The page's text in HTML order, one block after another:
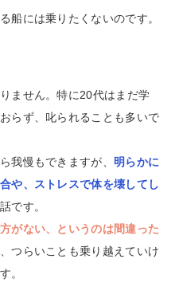
船には乗りたくないのです。
ません。特に20代はまだ学
らず、叱られることも多いで
我慢もできますが、 明らかに
や、ストレスで体を壊してし
です。
がない、というのは間違った
つらいことも乗り越えていけ
。